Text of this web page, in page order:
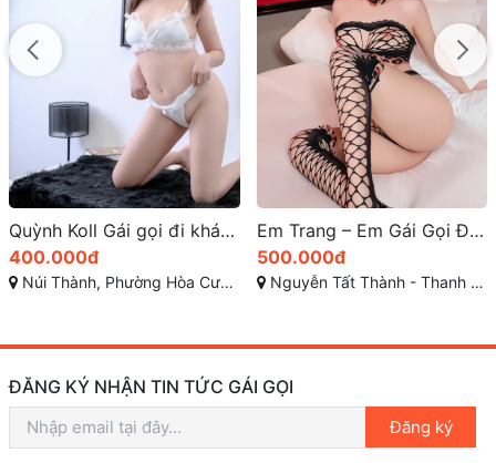
Quỳnh Koll Gái gọi đi khách giá rẻ đà nẵng
400.000đ
Núi Thành, Phường Hòa Cường Bắc, Quận Hải Châu, Thành phố Đà Nẵng
Em Trang – Em Gái Gọi Đà Nẵng Có Nickname Zalo Thật Đáng Yêu Dễ Tìm
500.000đ
Nguyễn Tất Thành - Thanh Khê - Đà Nẵng
ĐĂNG KÝ NHẬN TIN TỨC GÁI GỌI
Đăng ký